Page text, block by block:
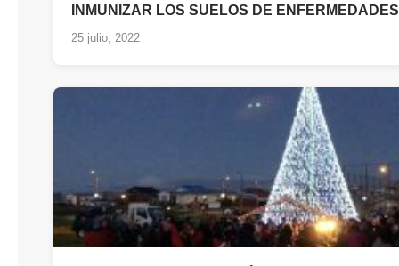
INMUNIZAR LOS SUELOS DE
25 julio, 2022